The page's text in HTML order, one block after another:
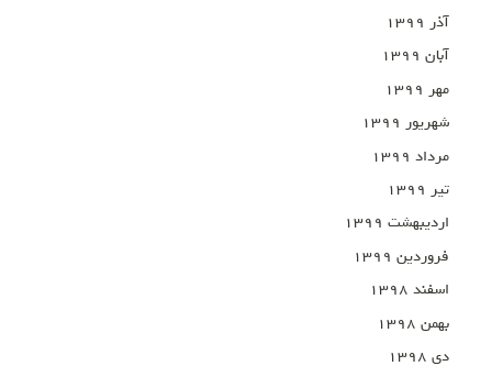
آذر ۱۳۹۹
آبان ۱۳۹۹
مهر ۱۳۹۹
شهریور ۱۳۹۹
مرداد ۱۳۹۹
تیر ۱۳۹۹
اردیبهشت ۱۳۹۹
فروردین ۱۳۹۹
اسفند ۱۳۹۸
بهمن ۱۳۹۸
دی ۱۳۹۸